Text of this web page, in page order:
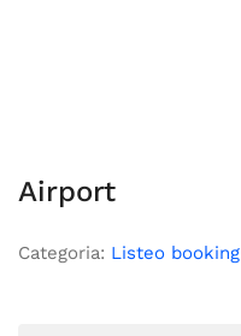
Airport
Categoria: Listeo booking